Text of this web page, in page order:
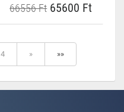
66556 Ft65600 Ft
4 » »»